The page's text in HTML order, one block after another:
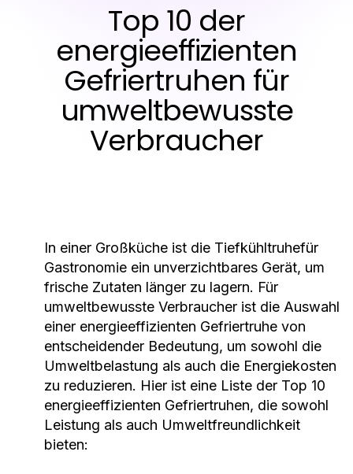
Top 10 der
energieeffizienten
Gefriertruhen für
umweltbewusste
Verbraucher
In einer Großküche ist die Tiefkühltruhefür
Gastronomie ein unverzichtbares Gerät, um
frische Zutaten länger zu lagern. Für
umweltbewusste Verbraucher ist die Auswahl
einer energieeffizienten Gefriertruhe von
entscheidender Bedeutung, um sowohl die
Umweltbelastung als auch die Energiekosten
zu reduzieren. Hier ist eine Liste der Top 10
energieeffizienten Gefriertruhen, die sowohl
Leistung als auch Umweltfreundlichkeit
bieten: